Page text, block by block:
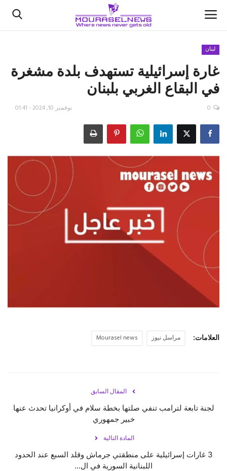
الأخبار
كتّابنا
اقتصاد
علوم وتكنولوجيا
رياضة
حياة
لبنان
غارة إسرائيلية تستهدف بلدة مشغرة
في البقاع الغربي بلبنان
نوفمبر 10, 2024 - 01:41 0
العلامات: مراسل نيوز Mourasel news
المقال السابق
لجنة تابعة لترامب تنفي صلتها بخطة سلام في أوكرانيا تحدث عنها
خبير جمهوري
المادة التالية
3 غارات إسرائيلية على منطقتي جرماش وقلد السبع عند الحدود
اللبنانية السورية في ال...